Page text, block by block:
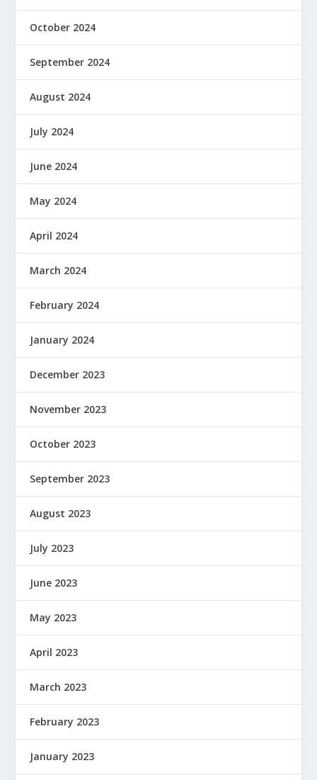
October 2024
September 2024
August 2024
July 2024
June 2024
May 2024
April 2024
March 2024
February 2024
January 2024
December 2023
November 2023
October 2023
September 2023
August 2023
July 2023
June 2023
May 2023
April 2023
March 2023
February 2023
January 2023